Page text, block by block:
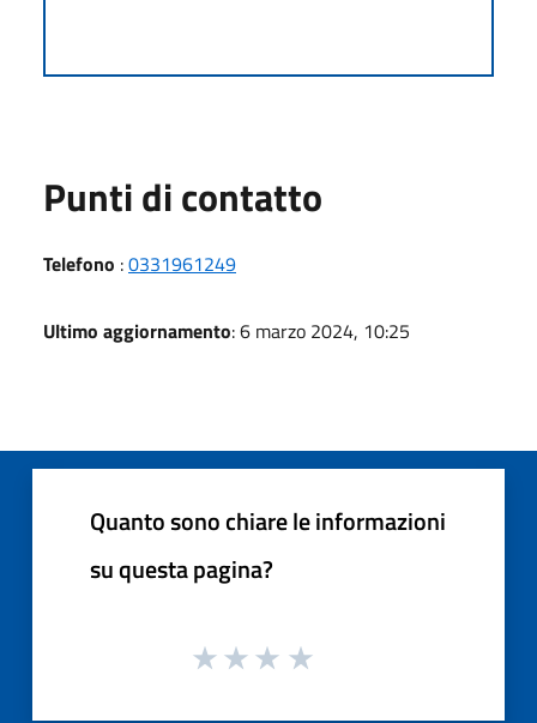
Punti di contatto
Telefono :0331961249
Ultimo aggiornamento: 6 marzo 2024, 10:25
Quanto sono chiare le informazioni
su questa pagina?